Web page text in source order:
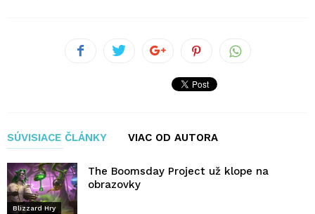
SÚVISIACE ČLÁNKY VIAC OD AUTORA
Blizzard Hry
The Boomsday Project už klope na
obrazovky